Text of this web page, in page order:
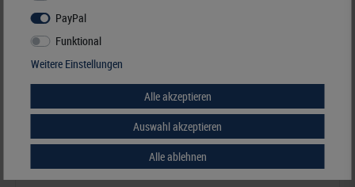
PayPal
Funktional
Weitere Einstellungen
Alle akzeptieren
Auswahl akzeptieren
Alle ablehnen